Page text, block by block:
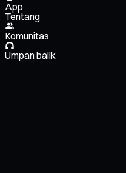
App
Tentang
Komunitas
Umpan balik